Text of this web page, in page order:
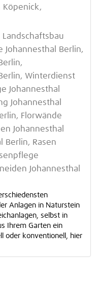
Köpenick,
Landschaftsbau
Johannesthal Berlin,
Winterdienst
Johannesthal
Johannesthal
Florwände
Johannesthal
Berlin, Rasen
Johannesthal
Anlagen in Naturstein
selbst in
Ihrem Garten ein
oder konventionell, hier